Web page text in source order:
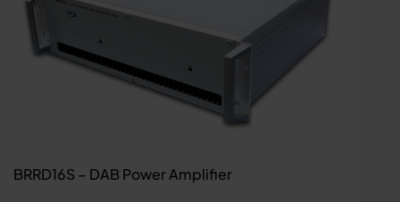
BRRD16S – DAB Power Amplifier